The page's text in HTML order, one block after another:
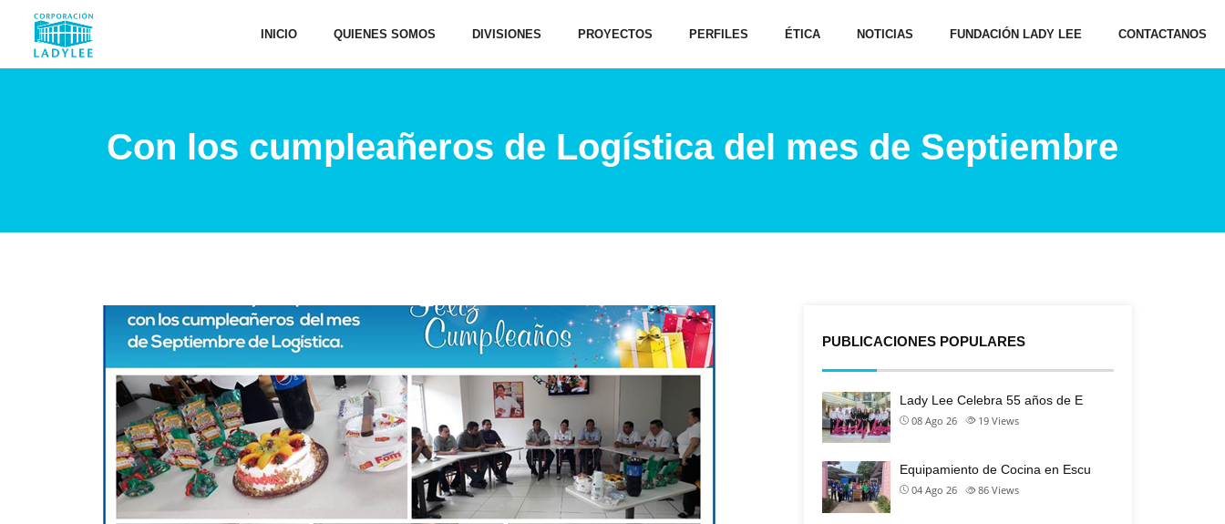
INICIO QUIENES SOMOS DIVISIONES PROYECTOS PERFILES ÉTICA NOTICIAS FUNDACIÓN LADY LEE CONTACTANOS
Con los cumpleañeros de Logística del mes de Septiembre
PUBLICACIONES POPULARES
Lady Lee Celebra 55 años de E
08 Ago 26 19 Views
Equipamiento de Cocina en Escu
04 Ago 26 86 Views